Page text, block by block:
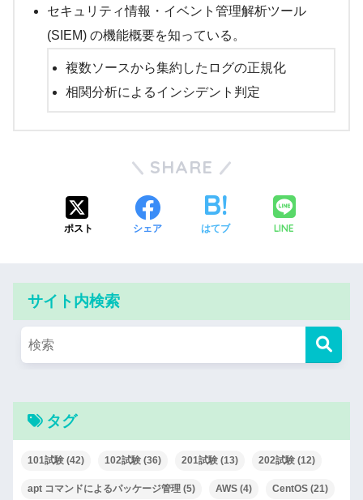
セキュリティ情報・イベント管理解析ツール
(SIEM) の機能概要を知っている。
複数ソースから集約したログの正規化
相関分析によるインシデント判定
SHARE
ポスト シェア はてブ LINE
サイト内検索
タグ
101試験 (42) 102試験 (36) 201試験 (13) 202試験 (12)
apt コマンドによるパッケージ管理 (5) AWS (4) CentOS (21)